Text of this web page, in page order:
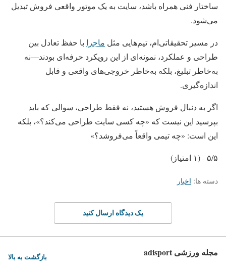
ساختار فنی همراه باشد، سایت به یک موتور واقعی فروش تبدیل
می‌شود.
در مسیر تحقیقاتی‌ام، تیم‌هایی مثل ماجرا با حفظ تعادل بین
طراحی و عملکرد، نمونه‌ای از این رویکرد حرفه‌ای بودند—نه
به‌خاطر تبلیغ، بلکه به‌خاطر خروجی‌های واقعی و قابل
اندازه‌گیری.
اگر به دنبال فروش هستید، نه فقط طراحی، سوالی که باید
بپرسید این نیست که «چه کسی سایت طراحی می‌کند؟»، بلکه
این است: «چه تیمی واقعاً می‌فروشد؟»
۵/۵ - (۱ امتیاز)
دسته ها: اخبار
یک دیدگاه ارسال کنید
مجله ورزشی adisport بازگشت به بالا